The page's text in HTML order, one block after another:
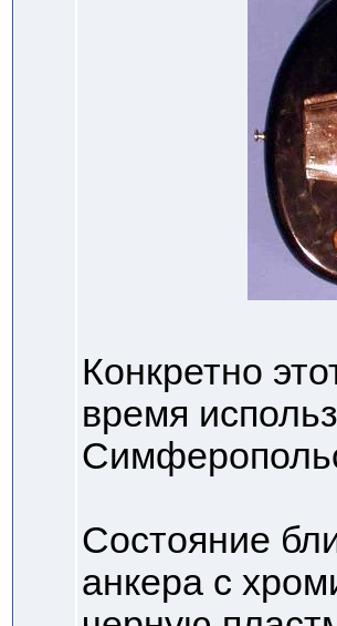
Конкретно
время
Состояние
анкера с